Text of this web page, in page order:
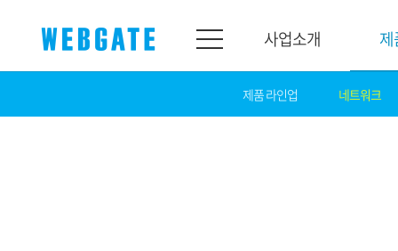
제품소개
사업소개
제품 라인업 네트워크